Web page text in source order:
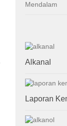
Mendalam
Alkanal
Laporan